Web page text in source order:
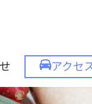
アクセ